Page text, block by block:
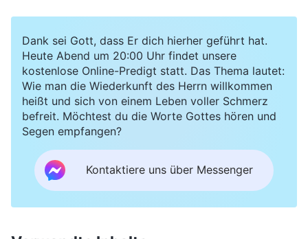
wodurch sie Gottes Auserwählte auf den
rechten Weg führen und es ihnen ermöglichen,
sichGottes Werkzu unterwerfen. Nur eine
solche Haltung zeugt von Verantwortung und
ist ein Ausdruck von Rücksichtnahme auf
Gottes Absichten. Wenn ihr diese Haltung nicht
nachlässig seid und denkt: ‚Ich werde die
Aufgaben erledigen, die in den
Zuständigkeitsbereich meiner Pflicht fallen,
aber alles andere interessiert mich nicht. Wenn
Dank sei Gott, dass Er dich hierher geführt hat.
Heute Abend um 20:00 Uhr findet unsere
kostenlose Online-Predigt statt. Das Thema lautet:
Wie man die Wiederkunft des Herrn willkommen
heißt und sich von einem Leben voller Schmerz
befreit. Möchtest du die Worte Gottes hören und
Segen empfangen?
Kontaktiere uns über Messenger